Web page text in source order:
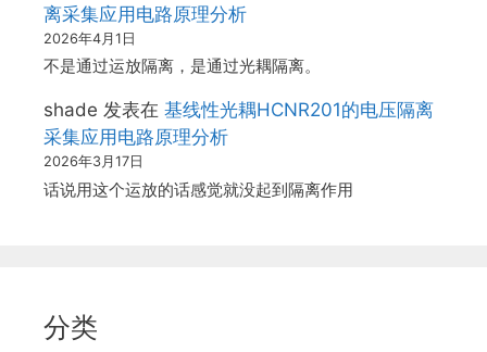
离采集应用电路原理分析
2026年4月1日
不是通过运放隔离，是通过光耦隔离。
shade 发表在 基线性光耦HCNR201的电压隔离
采集应用电路原理分析
2026年3月17日
话说用这个运放的话感觉就没起到隔离作用
分类